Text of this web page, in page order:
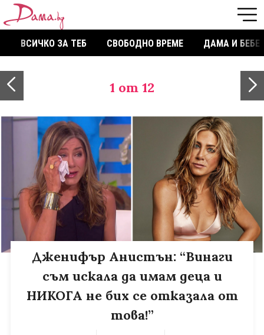
ВСИЧКО ЗА ТЕБ СВОБОДНО ВРЕМЕ ДАМА И БЕБЕ
1 от 12
Дженифър Анистън: “Винаги
съм искала да имам деца и
НИКОГА не бих се отказала от
това!”